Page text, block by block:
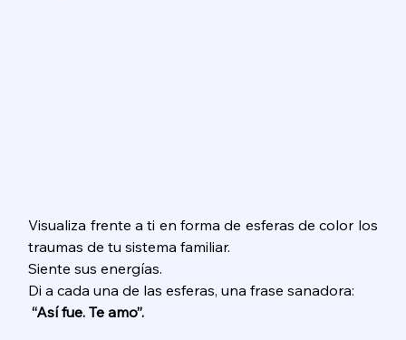
Visualiza frente a ti en forma de esferas de color los
traumas de tu sistema familiar.
Siente sus energías.
Di a cada una de las esferas, una frase sanadora:
“Así fue. Te amo”.